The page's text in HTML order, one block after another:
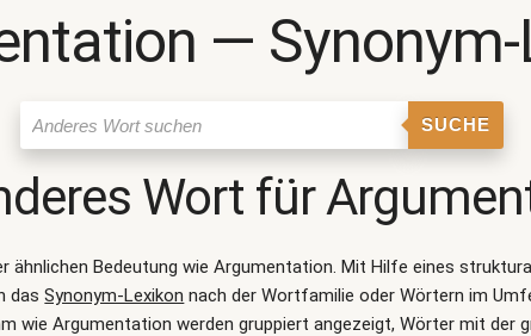
― Synonym-
SUCHE
Wort für
ähnlichen Bedeutung wieArgumentation. Mit Hilfe eines
dasSynonym-Lexikon nach der Wortfamilie oder Wörtern im
wie Argumentation werden gruppiert angezeigt, Wörter mit der